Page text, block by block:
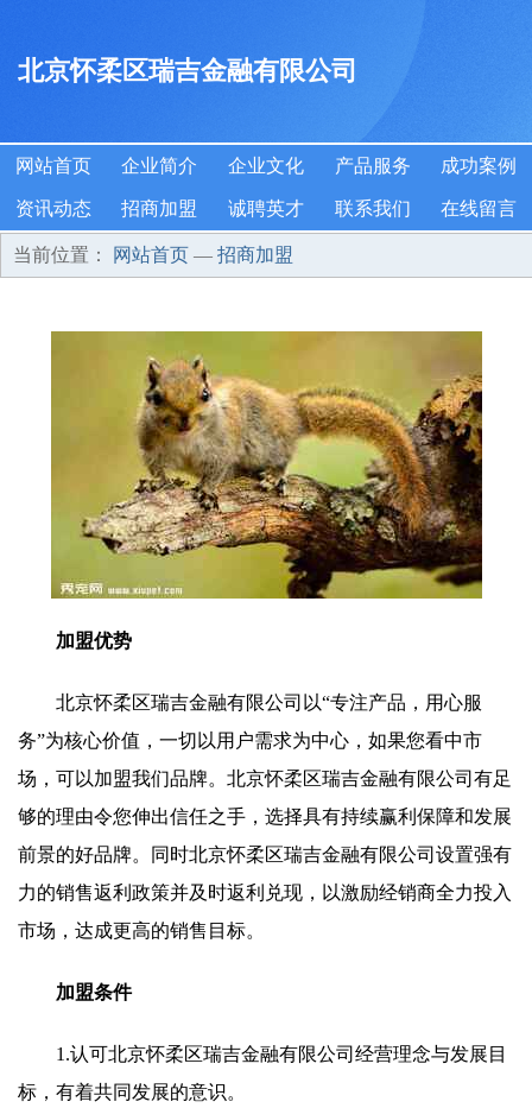
北京怀柔区瑞吉金融有限公司
网站首页 企业简介 企业文化 产品服务 成功案例
资讯动态 招商加盟 诚聘英才 联系我们 在线留言
当前位置： 网站首页 — 招商加盟
加盟优势
北京怀柔区瑞吉金融有限公司以“专注产品，用心服
务”为核心价值，一切以用户需求为中心，如果您看中市
场，可以加盟我们品牌。北京怀柔区瑞吉金融有限公司有足
够的理由令您伸出信任之手，选择具有持续赢利保障和发展
前景的好品牌。同时北京怀柔区瑞吉金融有限公司设置强有
力的销售返利政策并及时返利兑现，以激励经销商全力投入
市场，达成更高的销售目标。
加盟条件
1.认可北京怀柔区瑞吉金融有限公司经营理念与发展目
标，有着共同发展的意识。